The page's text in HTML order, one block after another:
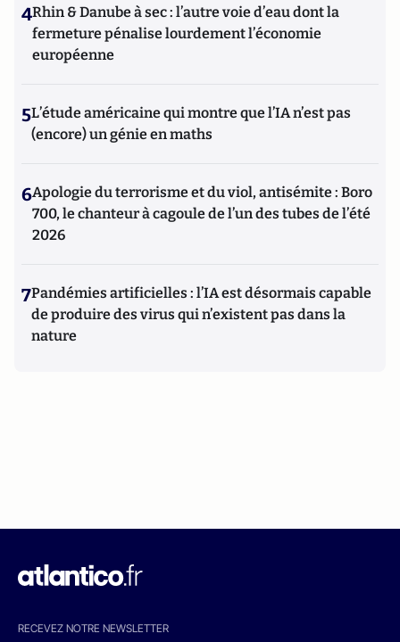
4Rhin & Danube à sec : l’autre voie d’eau dont la
fermeture pénalise lourdement l’économie
européenne
5L’étude américaine qui montre que l’IA n’est pas
(encore) un génie en maths
6Apologie du terrorisme et du viol, antisémite : Boro
700, le chanteur à cagoule de l’un des tubes de l’été
2026
7Pandémies artificielles : l’IA est désormais capable
de produire des virus qui n’existent pas dans la
nature
RECEVEZ NOTRE NEWSLETTER